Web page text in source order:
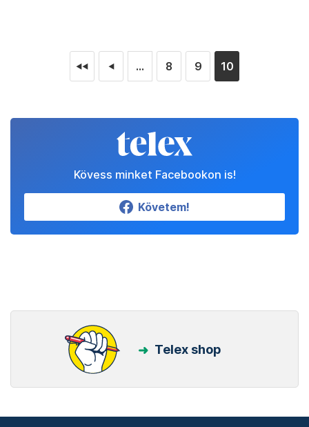
◄◄ ◄ ... 8 9 10
Kövess minket Facebookon is!
Követem!
Telex shop